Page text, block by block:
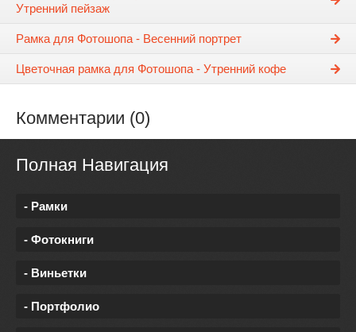
Утренний пейзаж
Рамка для Фотошопа - Весенний портрет
Цветочная рамка для Фотошопа - Утренний кофе
Комментарии (0)
Полная Навигация
- Рамки
- Фотокниги
- Виньетки
- Портфолио